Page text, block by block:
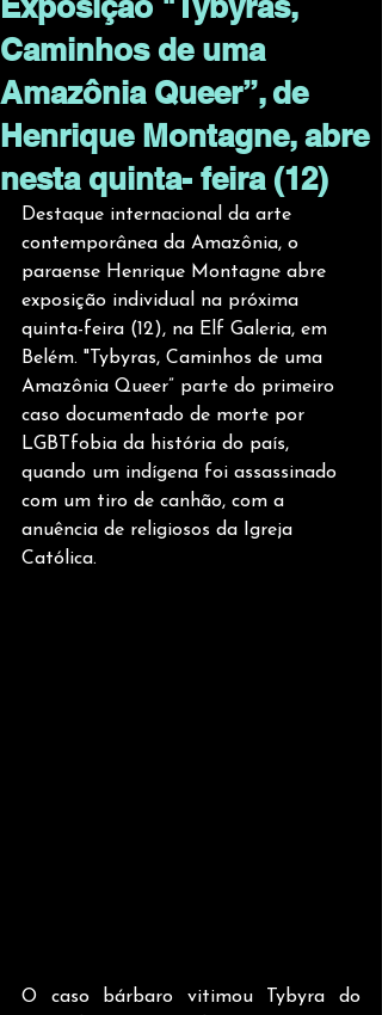
Caminhos de uma
Amazônia Queer”, de
Henrique Montagne, abre
nesta quinta- feira (12)
Destaque internacional da arte
contemporânea da Amazônia, o
paraense Henrique Montagne abre
exposição individual na próxima
quinta-feira (12), na Elf Galeria, em
Belém. "Tybyras, Caminhos de uma
Amazônia Queer” parte do primeiro
caso documentado de morte por
LGBTfobia da história do país,
quando um indígena foi assassinado
com um tiro de canhão, com a
anuência de religiosos da Igreja
Católica.
O caso bárbaro vitimou Tybyra do